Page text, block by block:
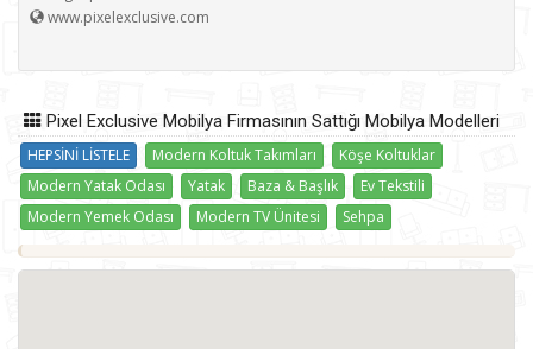
www.pixelexclusive.com
Pixel Exclusive Mobilya Firmasının Sattığı Mobilya Modelleri
HEPSİNİ LİSTELE Modern Koltuk Takımları
Köşe Koltuklar
Modern Yatak Odası
Yatak Baza & Başlık
Ev Tekstili
Modern Yemek Odası
Modern TV Ünitesi Sehpa